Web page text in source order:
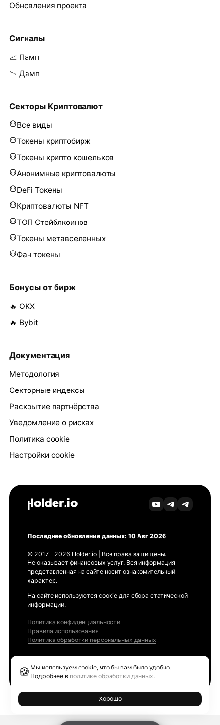
Обновления проекта
Сигналы
📈 Памп
📉 Дамп
Секторы Криптовалют
Все виды
Токены криптобирж
Токены крипто кошельков
Анонимные криптовалюты
DeFi Токены
Криптовалюты NFT
ТОП Стейблкоинов
Токены метавселенных
Фан токены
Бонусы от бирж
🔥 OKX
🔥 Bybit
Документация
Методология
Секторные индексы
Раскрытие партнёрства
Уведомление о рисках
Политика cookie
Настройки cookie
Последнее обновление данных: 10 Авг 2026
© 2017 - 2026 Holder.io | Все права защищены.
Не оказывает финансовых услуг. Вся информация
представленная на сайте носит ознакомительный
характер.
На сайте используются cookie для сбора статической
информации.
Политика конфиденциальности
Правила использования
Политика обработки персональных данных
🍪 Мы используем cookie, что бы вам было удобно.
Подробнее в политике обработки данных.
Хорошо
Ethereum GAS Tracker